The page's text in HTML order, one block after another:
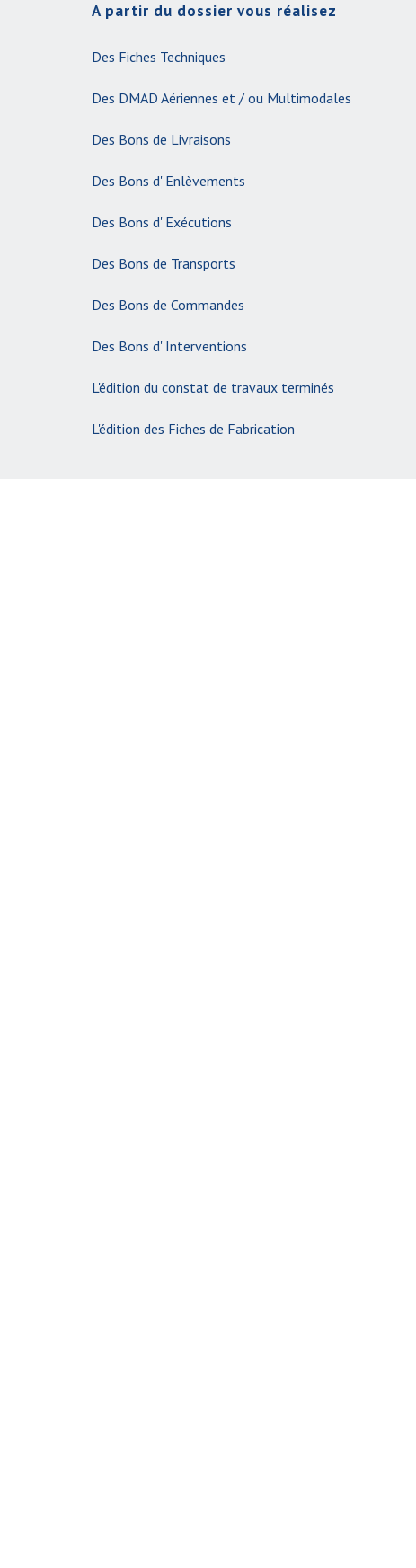
A partir du dossier vous réalisez
Des Fiches Techniques
Des DMAD Aériennes et / ou Multimodales
Des Bons de Livraisons
Des Bons d' Enlèvements
Des Bons d' Exécutions
Des Bons de Transports
Des Bons de Commandes
Des Bons d' Interventions
L'édition du constat de travaux terminés
L'édition des Fiches de Fabrication